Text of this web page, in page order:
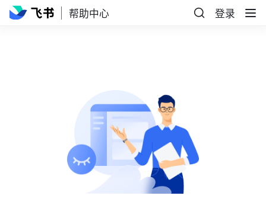
帮助中心 登录